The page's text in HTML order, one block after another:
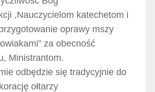
,Nauczycielom katechetom i
oprawy mszy
za obecność
Ministrantom.
odbędzie się tradycyjnie do
ołtarzy